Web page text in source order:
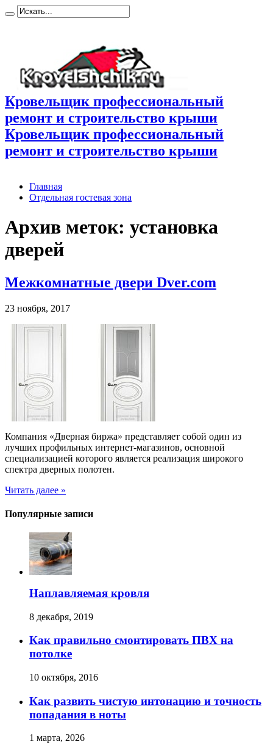
Кровельщик профессиональный
ремонт и строительство крыши
Кровельщик профессиональный
ремонт и строительство крыши
Главная
Отдельная гостевая зона
Архив меток: установка
дверей
Межкомнатные двери Dver.com
23 ноября, 2017
Компания «Дверная биржа» представляет собой один из
лучших профильных интернет-магазинов, основной
специализацией которого является реализация широкого
спектра дверных полотен.
Читать далее »
Популярные записи
Наплавляемая кровля
8 декабря, 2019
Как правильно смонтировать ПВХ на
потолке
10 октября, 2016
Как развить чистую интонацию и точность
попадания в ноты
1 марта, 2026